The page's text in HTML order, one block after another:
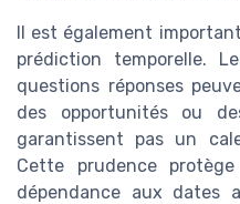
Il est également
prédiction temporelle.
questions réponses
des opportunités ou
garantissent pas un
Cette prudence
dépendance aux dates